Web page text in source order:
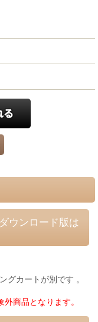
ウンロード版は
グカートが別です 。
商品となります。